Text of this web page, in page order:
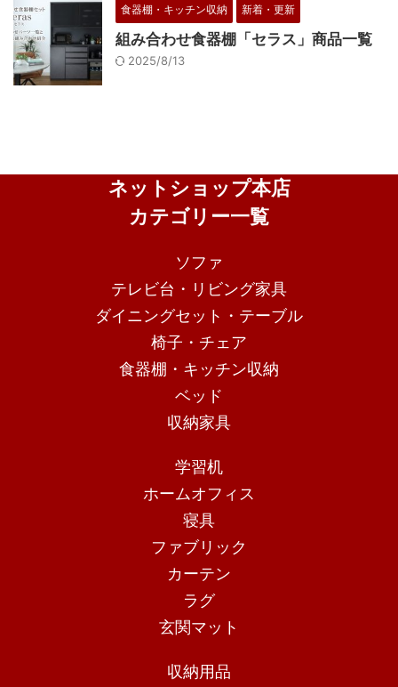
食器棚・キッチン収納 新着・更新
組み合わせ食器棚「セラス」商品一覧
2025/8/13
ネットショップ本店
カテゴリー一覧
ソファ
テレビ台・リビング家具
ダイニングセット・テーブル
椅子・チェア
食器棚・キッチン収納
ベッド
収納家具
学習机
ホームオフィス
寝具
ファブリック
カーテン
ラグ
玄関マット
収納用品